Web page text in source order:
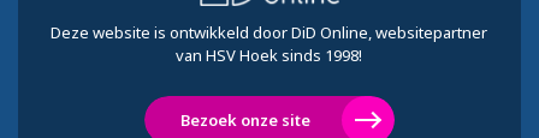
Deze website is ontwikkeld door DiD Online, websitepartner
van HSV Hoek sinds 1998!
Bezoek onze site